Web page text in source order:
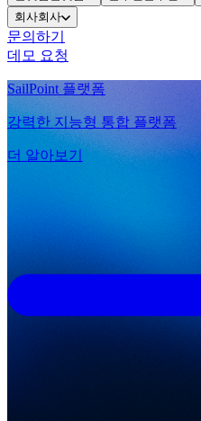
회사회사
문의하기
데모 요청
SailPoint 플랫폼
강력한 지능형 통합 플랫폼
더 알아보기